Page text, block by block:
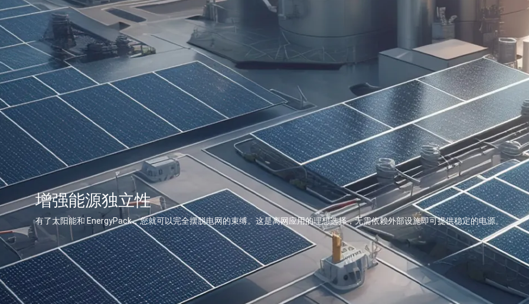
增强能源独立性
有了太阳能和 EnergyPack，您就可以完全摆脱电网的束缚。这是离网应用的理想选择，无需依赖外部设施即可提供稳定的电源。